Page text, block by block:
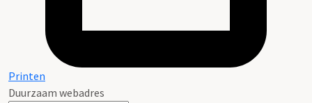
Printen
Duurzaam webadres